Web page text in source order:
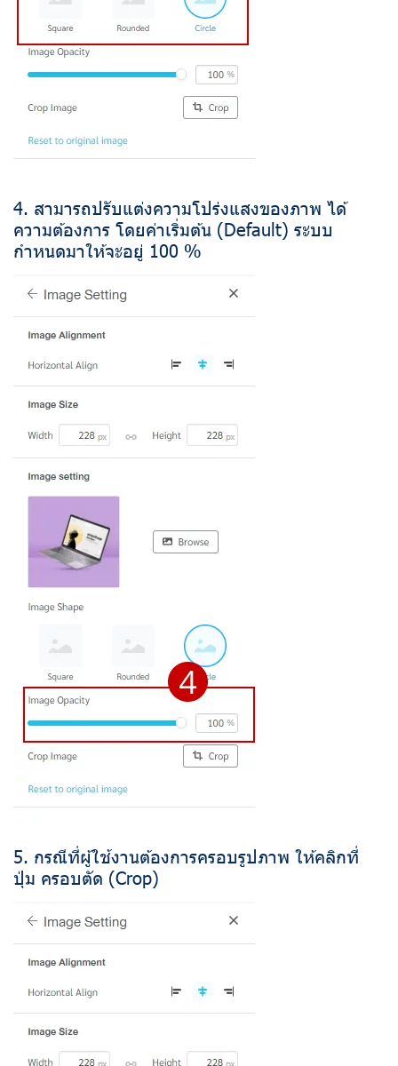
4. สามารถปรับแต่งความโปร่งแสงของภาพ ได้
ความต้องการ โดยค่าเริ่มต้น (Default) ระบบ
กำหนดมาให้จะอยู่ 100 %
5. กรณีที่ผู้ใช้งานต้องการครอบรูปภาพ ให้คลิกที่
ปุ่ม ครอบตัด (Crop)